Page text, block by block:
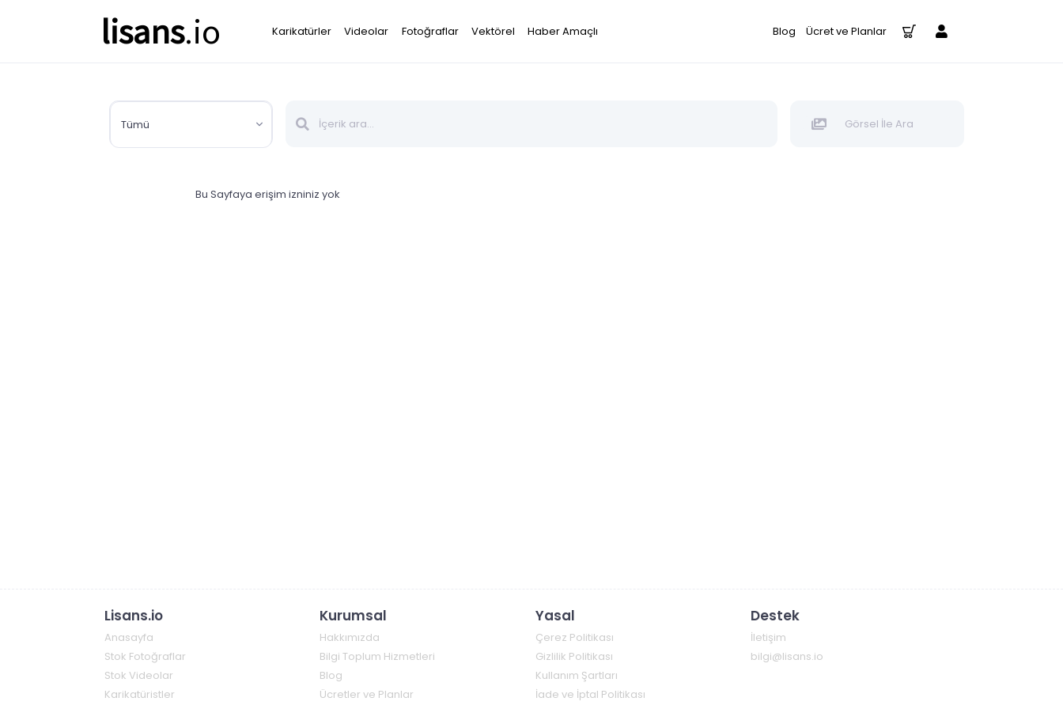
lisans.io Karikatürler Videolar Fotoğraflar Vektörel Haber Amaçlı Blog Ücret ve Planlar
Tümü Görsel İle Ara
Bu Sayfaya erişim izniniz yok
Lisans.io
Anasayfa
Stok Fotoğraflar
Stok Videolar
Karikatüristler
Kurumsal
Hakkımızda
Bilgi Toplum Hizmetleri
Blog
Ücretler ve Planlar
Yasal
Çerez Politikası
Gizlilik Politikası
Kullanım Şartları
İade ve İptal Politikası
Destek
İletişim
bilgi@lisans.io